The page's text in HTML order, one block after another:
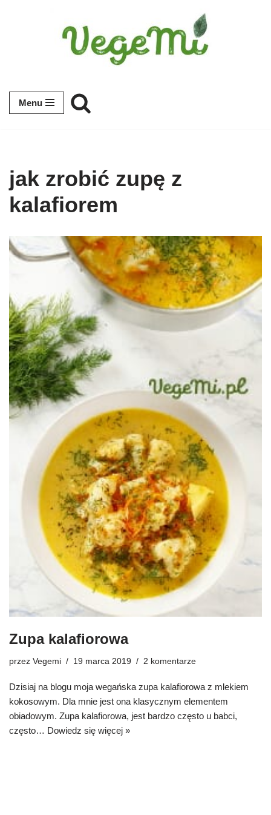
Menu
jak zrobić zupę z
kalafiorem
Zupa kalafiorowa
przez Vegemi 19 marca 2019 2 komentarze
Dzisiaj na blogu moja wegańska zupa kalafiorowa z mlekiem
kokosowym. Dla mnie jest ona klasycznym elementem
obiadowym. Zupa kalafiorowa, jest bardzo często u babci,
często… Dowiedz się więcej »